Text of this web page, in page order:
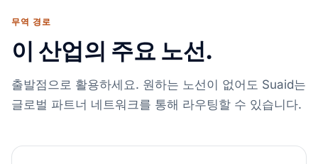
무역 경로
이 산업의 주요 노선.
출발점으로 활용하세요. 원하는 노선이 없어도 Suaid는
글로벌 파트너 네트워크를 통해 라우팅할 수 있습니다.